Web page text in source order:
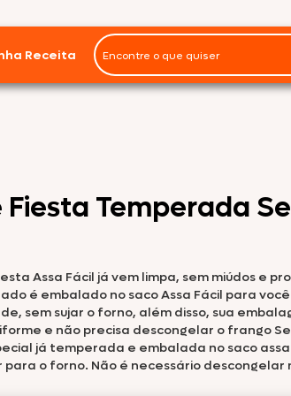
Receita
Fiesta Temperada
Assa Fácil já vem limpa, sem miúdos e
é embalado no saco Assa Fácil para
sem sujar o forno, além disso, sua
e não precisa descongelar o frango
já temperada e embalada no saco
o forno. Não é necessário descongelar